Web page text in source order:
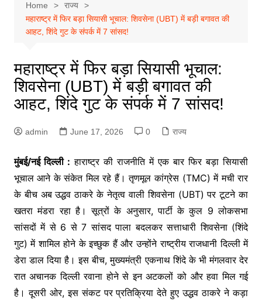
Home
राज्य
महाराष्ट्र में फिर बड़ा सियासी भूचाल: शिवसेना (UBT) में बड़ी बगावत की
आहट, शिंदे गुट के संपर्क में 7 सांसद!
महाराष्ट्र में फिर बड़ा सियासी भूचाल:
शिवसेना (UBT) में बड़ी बगावत की
आहट, शिंदे गुट के संपर्क में 7 सांसद!
admin June 17, 2026 0 राज्य
मुंबई/नई दिल्ली : हाराष्ट्र की राजनीति में एक बार फिर बड़ा सियासी
भूचाल आने के संकेत मिल रहे हैं। तृणमूल कांग्रेस (TMC) में मची रार
के बीच अब उद्धव ठाकरे के नेतृत्व वाली शिवसेना (UBT) पर टूटने का
खतरा मंडरा रहा है। सूत्रों के अनुसार, पार्टी के कुल 9 लोकसभा
सांसदों में से 6 से 7 सांसद पाला बदलकर सत्ताधारी शिवसेना (शिंदे
गुट) में शामिल होने के इच्छुक हैं और उन्होंने राष्ट्रीय राजधानी दिल्ली में
डेरा डाल दिया है। इस बीच, मुख्यमंत्री एकनाथ शिंदे के भी मंगलवार देर
रात अचानक दिल्ली रवाना होने से इन अटकलों को और हवा मिल गई
है। दूसरी ओर, इस संकट पर प्रतिक्रिया देते हुए उद्धव ठाकरे ने कड़ा